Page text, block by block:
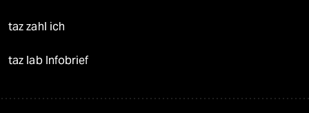
taz zahl ich
taz lab Infobrief